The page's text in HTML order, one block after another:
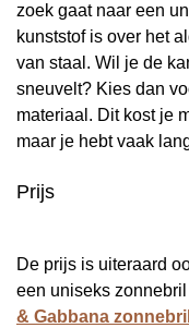
zoek gaat naar een
kunststof is over het
van staal. Wil je de
sneuvelt? Kies dan
materiaal. Dit kost je
maar je hebt vaak
Prijs
De prijs is uiteraard
een uniseks
& Gabbana zonnebril